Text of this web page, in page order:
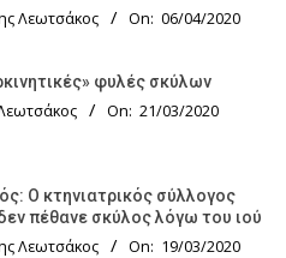
Λεωτσάκος On: 06/04/2020
φυλές σκύλων
On: 21/03/2020
Ο κτηνιατρικός σύλλογος
δεν πέθανε σκύλος λόγω του ιού
Λεωτσάκος On: 19/03/2020